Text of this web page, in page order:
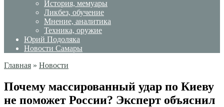
История, мемуары
Ликбез, обучение
Мнение, аналитика
Техника, оружие
Юрий Подоляка
Новости Самары
Главная » Новости
Почему массированный удар по Киеву
не поможет России? Эксперт объяснил